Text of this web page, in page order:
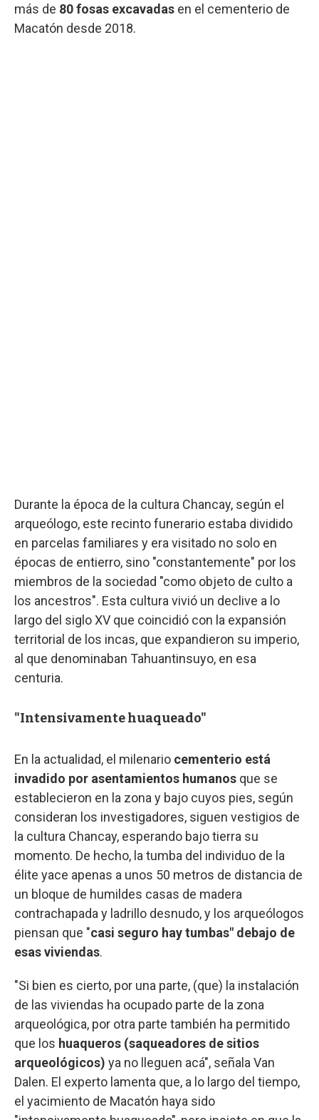
más de 80 fosas excavadas en el cementerio de
Macatón desde 2018.
Durante la época de la cultura Chancay, según el
arqueólogo, este recinto funerario estaba dividido
en parcelas familiares y era visitado no solo en
épocas de entierro, sino "constantemente" por los
miembros de la sociedad "como objeto de culto a
los ancestros". Esta cultura vivió un declive a lo
largo del siglo XV que coincidió con la expansión
territorial de los incas, que expandieron su imperio,
al que denominaban Tahuantinsuyo, en esa
centuria.
"Intensivamente huaqueado"
En la actualidad, el milenario cementerio está
invadido por asentamientos humanos que se
establecieron en la zona y bajo cuyos pies, según
consideran los investigadores, siguen vestigios de
la cultura Chancay, esperando bajo tierra su
momento. De hecho, la tumba del individuo de la
élite yace apenas a unos 50 metros de distancia de
un bloque de humildes casas de madera
contrachapada y ladrillo desnudo, y los arqueólogos
piensan que "casi seguro hay tumbas" debajo de
esas viviendas.
"Si bien es cierto, por una parte, (que) la instalación
de las viviendas ha ocupado parte de la zona
arqueológica, por otra parte también ha permitido
que los huaqueros (saqueadores de sitios
arqueológicos) ya no lleguen acá", señala Van
Dalen. El experto lamenta que, a lo largo del tiempo,
el yacimiento de Macatón haya sido